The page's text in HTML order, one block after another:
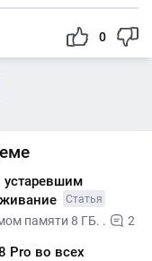
0
устаревшим
Статья
памяти 8 ГБ. . 2
Pro во всех